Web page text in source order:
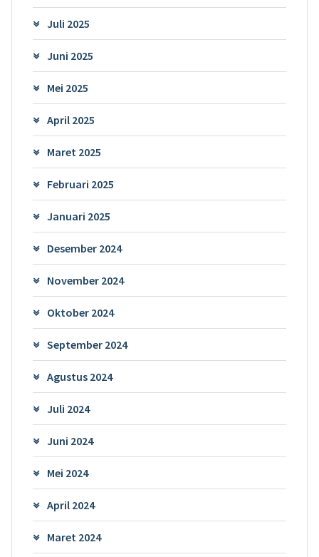
Juli 2025
Juni 2025
Mei 2025
April 2025
Maret 2025
Februari 2025
Januari 2025
Desember 2024
November 2024
Oktober 2024
September 2024
Agustus 2024
Juli 2024
Juni 2024
Mei 2024
April 2024
Maret 2024